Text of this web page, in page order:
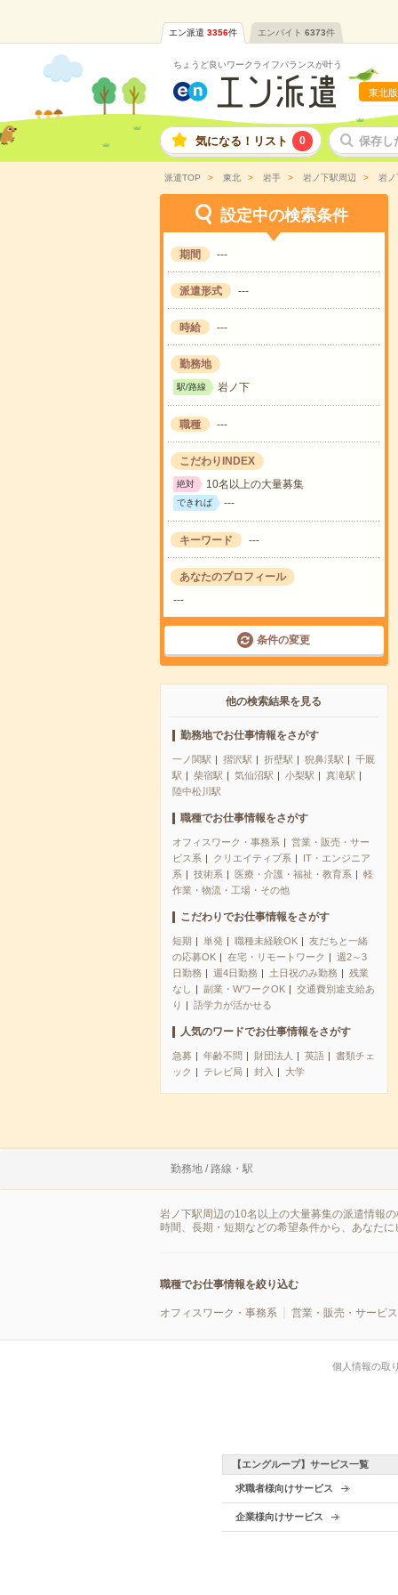
エン派遣 3356件 エンバイト 6373件
ちょうど良いワークライフバランスが叶う
東北版
気になる！リスト 0 保存し
派遣TOP 東北 岩手 岩ノ下駅周辺 岩
設定中の検索条件
期間 ---
派遣形式 ---
時給 ---
勤務地
駅/路線 岩ノ下
職種 ---
こだわりINDEX
絶対 10名以上の大量募集
できれば ---
キーワード ---
あなたのプロフィール
---
条件の変更
他の検索結果を見る
勤務地でお仕事情報をさがす
一ノ関駅 摺沢駅 折壁駅 猊鼻渓駅
千厩
駅
柴宿駅 気仙沼駅 小梨駅
真滝駅
陸中松川駅
職種でお仕事情報をさがす
オフィスワーク・事務系
営業・販売・サー
ビス系
クリエイティブ系
IT・エンジニア
系
技術系 医療・介護・福祉・教育系
軽
作業・物流・工場・その他
こだわりでお仕事情報をさがす
短期 単発 職種未経験OK
友だちと一緒
の応募OK
在宅・リモートワーク
週2～3
日勤務
週4日勤務 土日祝のみ勤務
残業
なし
副業・WワークOK
交通費別途支給あ
り
語学力が活かせる
人気のワードでお仕事情報をさがす
急募 年齢不問 財団法人 英語
書類チェ
ック
テレビ局 封入 大学
勤務地 / 路線・駅
岩ノ下駅周辺の10名以上の大量募集の派遣情報
時間、長期・短期などの希望条件から、あなた
職種でお仕事情報を絞り込む
オフィスワーク・事務系 営業・販売・サービ
個人情報の取
【エングループ】サービス一覧
求職者様向けサービス
企業様向けサービス